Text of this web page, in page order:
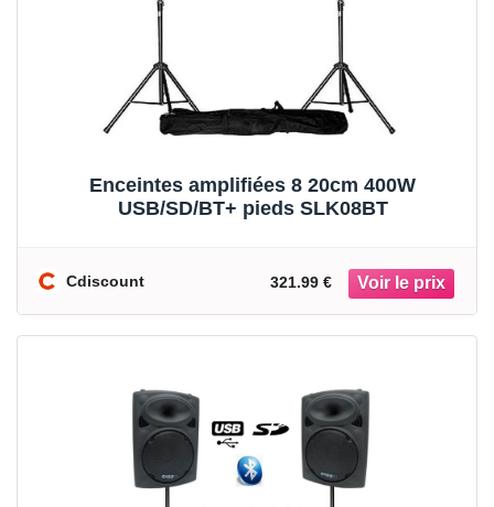
Enceintes amplifiées 8 20cm 400W
USB/SD/BT+ pieds SLK08BT
Cdiscount 321.99 €